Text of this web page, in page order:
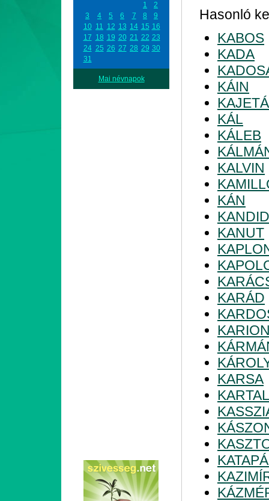
1
2
3
4 5 6 7 8
9
10 11 12 13 14 15 16
17 18 19 20 21 22 23
24 25 26 27 28 29 30
31
Mai névnapok
Hasonló
KABOS
KADA
KÁIN
KÁL
KÁLEB
KALVIN
KÁN
KANDID
KANUT
KARÁD
KARSA
KARTAL